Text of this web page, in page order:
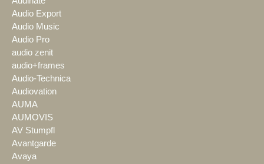
Audio Export
Audio Music
Audio Pro
audio zenit
audio+frames
Audio-Technica
Audiovation
AUMA
AUMOVIS
AV Stumpfl
Avantgarde
Avaya